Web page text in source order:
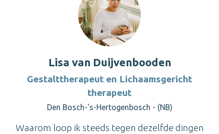
Lisa van Duijvenbooden
Gestalttherapeut en Lichaamsgericht
therapeut
Den Bosch-'s-Hertogenbosch - (NB)
Waarom loop ik steeds tegen dezelfde dingen